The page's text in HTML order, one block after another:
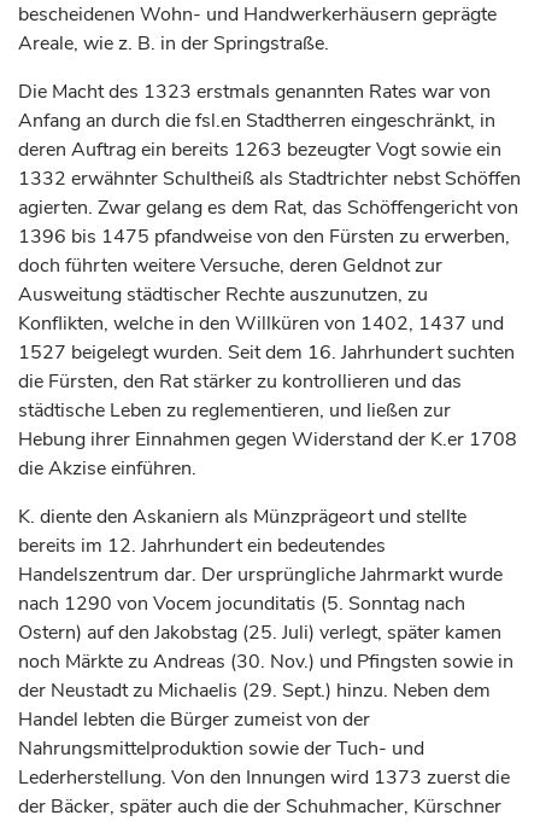
bescheidenen Wohn- und Handwerkerhäusern geprägte
Areale, wie z. B. in der Springstraße.
Die Macht des 1323 erstmals genannten Rates war von
Anfang an durch die fsl.en Stadtherren eingeschränkt, in
deren Auftrag ein bereits 1263 bezeugter Vogt sowie ein
1332 erwähnter Schultheiß als Stadtrichter nebst Schöffen
agierten. Zwar gelang es dem Rat, das Schöffengericht von
1396 bis 1475 pfandweise von den Fürsten zu erwerben,
doch führten weitere Versuche, deren Geldnot zur
Ausweitung städtischer Rechte auszunutzen, zu
Konflikten, welche in den Willküren von 1402, 1437 und
1527 beigelegt wurden. Seit dem 16. Jahrhundertsuchten
die Fürsten, den Rat stärker zu kontrollieren und das
städtische Leben zu reglementieren, und ließen zur
Hebung ihrer Einnahmen gegen Widerstand der K.er 1708
die Akzise einführen.
K. diente den Askaniern als Münzprägeort und stellte
bereits im 12. Jahrhundertein bedeutendes
Handelszentrum dar. Der ursprüngliche Jahrmarkt wurde
nach 1290 von Vocem jocunditatis (5. Sonntag nach
Ostern) auf den Jakobstag (25. Juli) verlegt, später kamen
noch Märkte zu Andreas (30. Nov.) und Pfingsten sowie in
der Neustadtzu Michaelis (29. Sept.) hinzu. Neben dem
Handel lebten die Bürger zumeist von der
Nahrungsmittelproduktion sowie der Tuch- und
Lederherstellung. Von den Innungen wird 1373 zuerst die
der Bäcker, später auch die der Schuhmacher, Kürschner